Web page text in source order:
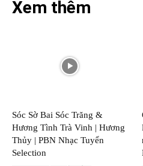
Xem thêm
Sóc Sờ Bai Sóc Trăng &
Hương Tình Trà Vinh | Hương
Thủy | PBN Nhạc Tuyển
Selection